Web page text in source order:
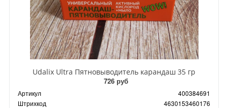
Udalix Ultra Пятновыводитель карандаш 35 гр
726 руб
Артикул
400384691
Штрихкод
4630153460176